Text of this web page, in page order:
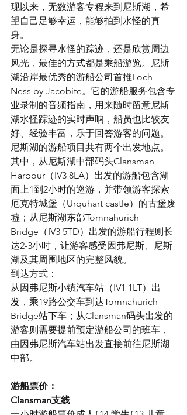
现以来，无数游客专程来到尼斯湖，希
望自己足够幸运，能够拍到水怪的真
身。
无论是探寻水怪的踪迹，还是欣赏周边
风光，最佳的方式都是乘船游览。尼斯
湖沿岸最优秀的游船公司首推Loch
Ness by Jacobite。它的游船服务包含专
业录制的音频指南，用来随时留意尼斯
湖水怪踪迹的实时声呐，船员也比较友
好、经验丰富，乐于回答游客的问题。
尼斯湖的游船项目共有两个出发地点。
其中，从尼斯湖中部码头Clansman
Harbour（IV3 8LA）出发的游船包含湖
面上1到2小时的巡游，并带领游客探索
厄克特城堡（Urquhart castle）的古堡废
墟；从尼斯湖东部Tomnahurich
Bridge（IV3 5TD）出发的游船行程则长
达2-3小时，让游客感受因弗尼斯、尼斯
湖及其周围地区的完整风貌。
到达方式：
从因弗尼斯小镇汽车站（IV1 1LT）出
发，乘19路公交车到达Tomnahurich
Bridge站下车；从Clansman码头出发的
游客则需要提前预定游船公司的班车，
由因弗尼斯汽车站出发直接前往尼斯湖
中部。
游船票价：
Clansman支线